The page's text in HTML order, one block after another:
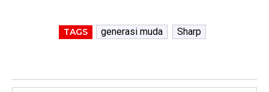
TAGS generasi muda Sharp